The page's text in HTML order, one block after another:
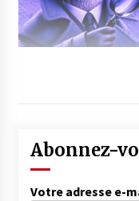
Abonnez-
Votre adresse e-